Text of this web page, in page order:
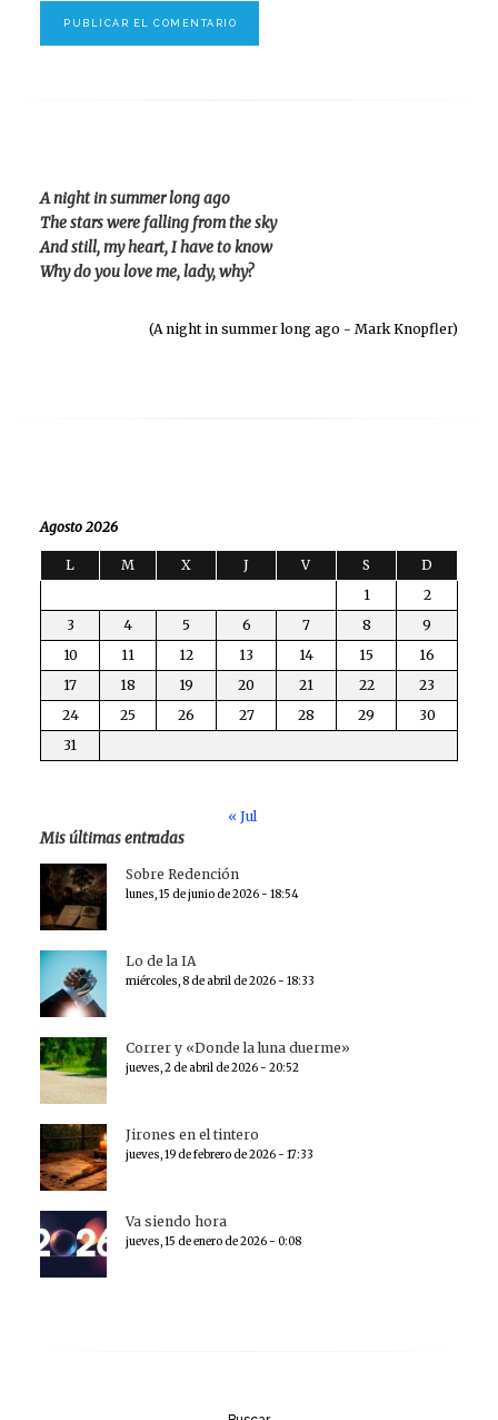
A night in summer long ago
The stars were falling from the sky
And still, my heart, I have to know
Why do you love me, lady, why?
(A night in summer long ago - Mark Knopfler)
Agosto 2026
L M X J V S
D
1
2
3
4 5 6 7 8
9
10
11 12 13 14 15
16
17
18 19 20 21 22
23
24
25 26 27 28 29
30
31
« Jul
Mis últimas entradas
Sobre Redención
lunes, 15 de junio de 2026 - 18:54
Lo de la IA
miércoles, 8 de abril de 2026 - 18:33
Correr y «Donde la luna duerme»
jueves, 2 de abril de 2026 - 20:52
Jirones en el tintero
jueves, 19 de febrero de 2026 - 17:33
Va siendo hora
jueves, 15 de enero de 2026 - 0:08